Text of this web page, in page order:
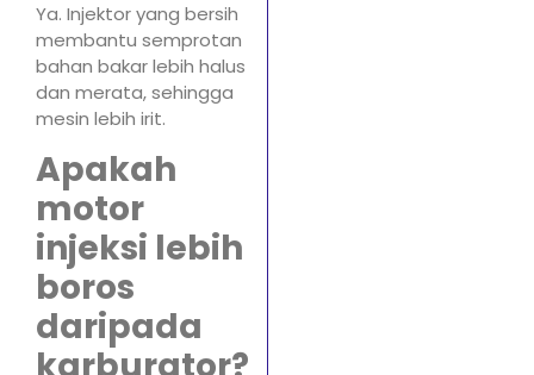
Ya. Injektor yang bersih
membantu semprotan
bahan bakar lebih halus
dan merata, sehingga
mesin lebih irit.
Apakah
motor
injeksi lebih
boros
daripada
karburator?